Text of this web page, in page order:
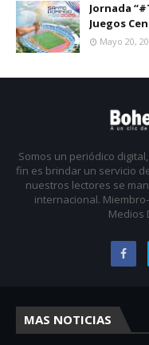
Jornada
Juegos
Mayo 20,
Somos un periódico
fin es brindar un servicio
nuestros lectores se
internacional.
Medios
MAS NOTICIAS